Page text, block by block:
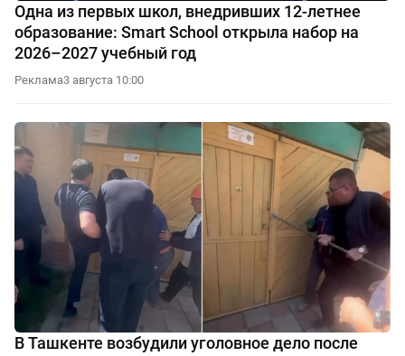
Одна из первых школ, внедривших 12-летнее
образование: Smart School открыла набор на
2026–2027 учебный год
Реклама3 августа 10:00
В Ташкенте возбудили уголовное дело после